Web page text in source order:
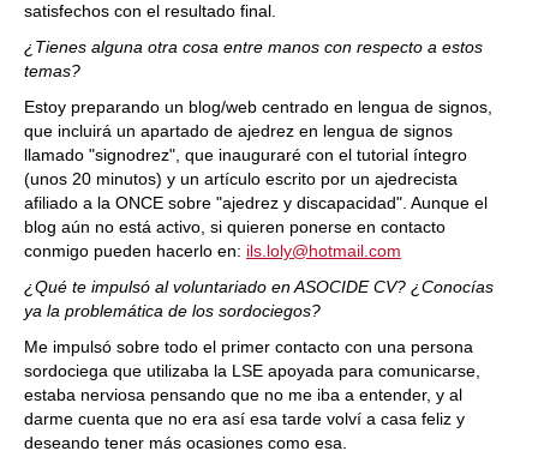
satisfechos con el resultado final.
¿Tienes alguna otra cosa entre manos con respecto a estos
temas?
Estoy preparando un blog/web centrado en lengua de signos,
que incluirá un apartado de ajedrez en lengua de signos
llamado "signodrez", que inauguraré con el tutorial íntegro
(unos 20 minutos) y un artículo escrito por un ajedrecista
afiliado a la ONCE sobre "ajedrez y discapacidad". Aunque el
blog aún no está activo, si quieren ponerse en contacto
conmigo pueden hacerlo en: ils.loly@hotmail.com
¿Qué te impulsó al voluntariado en ASOCIDE CV? ¿Conocías
ya la problemática de los sordociegos?
Me impulsó sobre todo el primer contacto con una persona
sordociega que utilizaba la LSE apoyada para comunicarse,
estaba nerviosa pensando que no me iba a entender, y al
darme cuenta que no era así esa tarde volví a casa feliz y
deseando tener más ocasiones como esa.